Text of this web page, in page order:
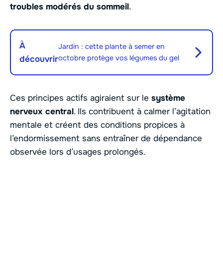
troubles modérés du sommeil.
À
découvrir
Jardin : cette plante à semer en
octobre protège vos légumes du gel
Ces principes actifs agiraient sur le système
nerveux central. Ils contribuent à calmer l’agitation
mentale et créent des conditions propices à
l’endormissement sans entraîner de dépendance
observée lors d’usages prolongés.